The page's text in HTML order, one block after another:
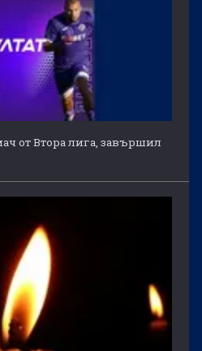
от Втора лига, завършил